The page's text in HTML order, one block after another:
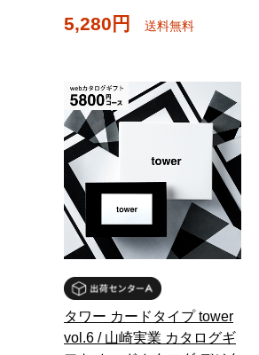
5,280円 送料無料
タワー カードタイプ tower
vol.6 / 山崎実業 カタログギ